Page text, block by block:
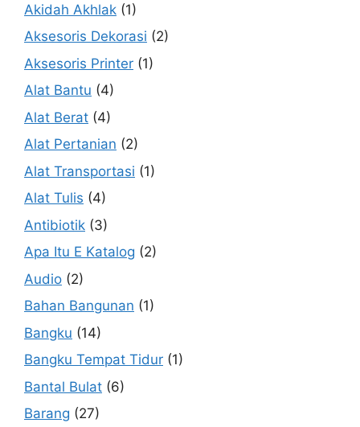
Akidah Akhlak (1)
Aksesoris Dekorasi (2)
Aksesoris Printer (1)
Alat Bantu (4)
Alat Berat (4)
Alat Pertanian (2)
Alat Transportasi (1)
Alat Tulis (4)
Antibiotik (3)
Apa Itu E Katalog (2)
Audio (2)
Bahan Bangunan (1)
Bangku (14)
Bangku Tempat Tidur (1)
Bantal Bulat (6)
Barang (27)